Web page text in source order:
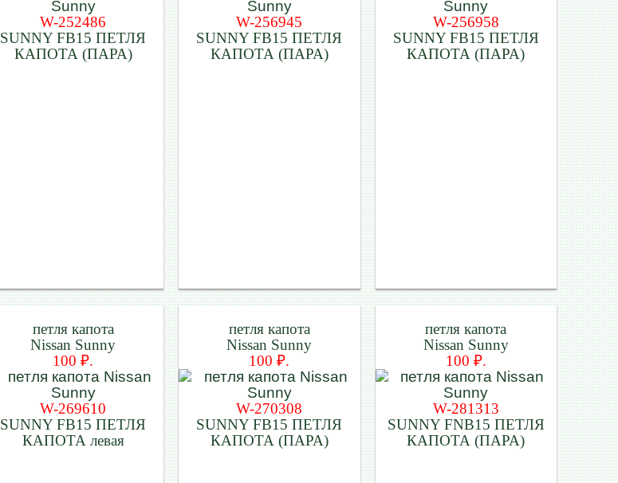
W-252486
SUNNY FB15 ПЕТЛЯ
КАПОТА (ПАРА)
W-256945
SUNNY FB15 ПЕТЛЯ
КАПОТА (ПАРА)
W-256958
SUNNY FB15 ПЕТЛЯ
КАПОТА (ПАРА)
петля капота
Nissan Sunny
100 ₽.
W-269610
SUNNY FB15 ПЕТЛЯ
КАПОТА левая
петля капота
Nissan Sunny
100 ₽.
W-270308
SUNNY FB15 ПЕТЛЯ
КАПОТА (ПАРА)
петля капота
Nissan Sunny
100 ₽.
W-281313
SUNNY FNB15 ПЕТЛЯ
КАПОТА (ПАРА)